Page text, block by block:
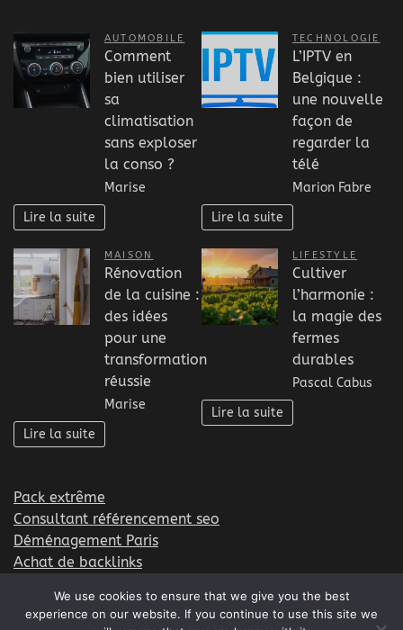
AUTOMOBILE
Comment
bien utiliser
sa
climatisation
sans exploser
la conso ?
Marise
Lire la suite
TECHNOLOGIE
L’IPTV en
Belgique :
une nouvelle
façon de
regarder la
télé
Marion Fabre
Lire la suite
MAISON
Rénovation
de la cuisine :
des idées
pour une
transformation
réussie
Marise
Lire la suite
LIFESTYLE
Cultiver
l’harmonie :
la magie des
fermes
durables
Pascal Cabus
Lire la suite
Pack extrême
Consultant référencement seo
Déménagement Paris
Achat de backlinks
We use cookies to ensure that we give you the best
experience on our website. If you continue to use this site we